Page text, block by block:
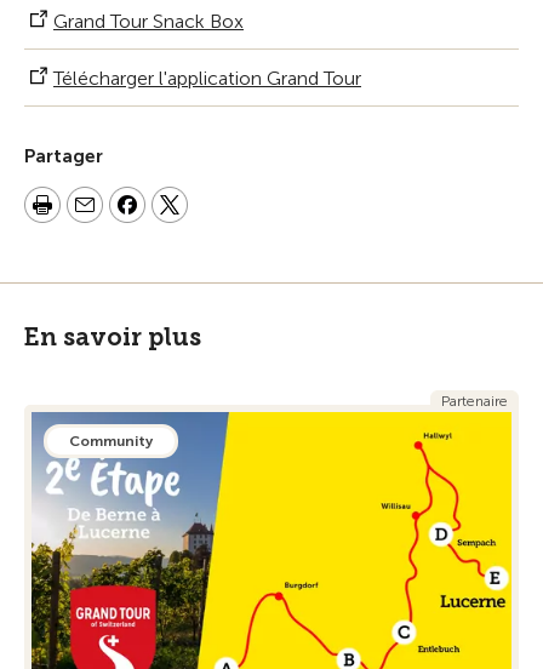
Grand Tour Snack Box
Télécharger l'application Grand Tour
Partager
En savoir plus
Partenaire
Community